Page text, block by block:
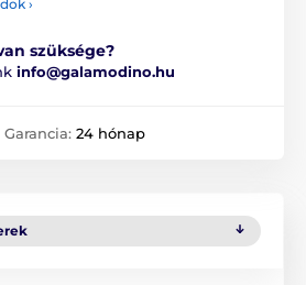
›
szüksége?
info@galamodino.hu
Garancia: 24 hónap